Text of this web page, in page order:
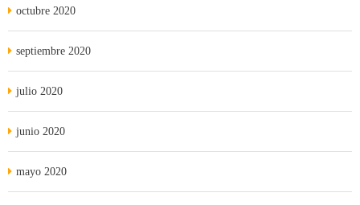
octubre 2020
septiembre 2020
julio 2020
junio 2020
mayo 2020